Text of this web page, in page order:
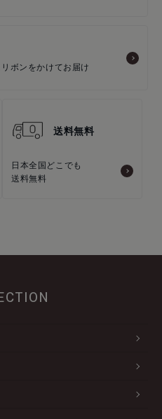
ボンをかけてお届け
送料無料
日本全国どこでも
送料無料